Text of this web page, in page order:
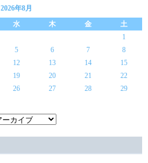
2026年8月
水 木 金
土
1
5 6 7
8
12 13 14
15
19 20 21
22
26 27 28
29